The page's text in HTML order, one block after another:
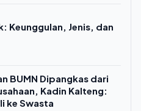
Keunggulan, Jenis, dan
BUMN Dipangkas dari
Kadin Kalteng:
ke Swasta